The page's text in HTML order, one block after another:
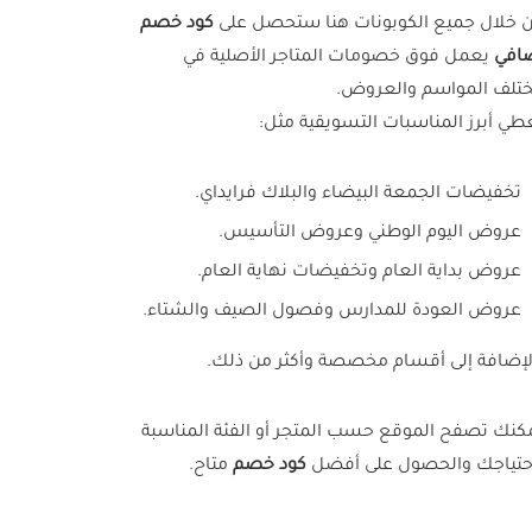
خلال جميع الكوبونات هنا ستحصل علىكود خصم
يعمل فوق خصومات المتاجر الأصلية في
المواسم والعروض.
أبرز المناسبات التسويقية مثل:
تخفيضات الجمعة البيضاء والبلاك فرايداي.
عروض اليوم الوطني وعروض التأسيس.
عروض بداية العام وتخفيضات نهاية العام.
عروض العودة للمدارس وفصول الصيف والشتاء.
إلى أقسام مخصصة وأكثر من ذلك.
تصفح الموقع حسب المتجر أو الفئة المناسبة
والحصول على أفضلكود خصم متاح.